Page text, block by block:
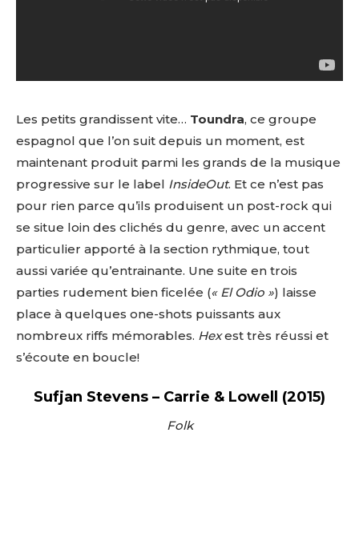
Les petits grandissent vite… Toundra, ce groupe
espagnol que l’on suit depuis un moment, est
maintenant produit parmi les grands de la musique
progressive sur le label InsideOut. Et ce n’est pas
pour rien parce qu’ils produisent un post-rock qui
se situe loin des clichés du genre, avec un accent
particulier apporté à la section rythmique, tout
aussi variée qu’entrainante. Une suite en trois
parties rudement bien ficelée (« El Odio ») laisse
place à quelques one-shots puissants aux
nombreux riffs mémorables. Hexest très réussi et
s’écoute en boucle!
Sufjan Stevens – Carrie & Lowell (2015)
Folk